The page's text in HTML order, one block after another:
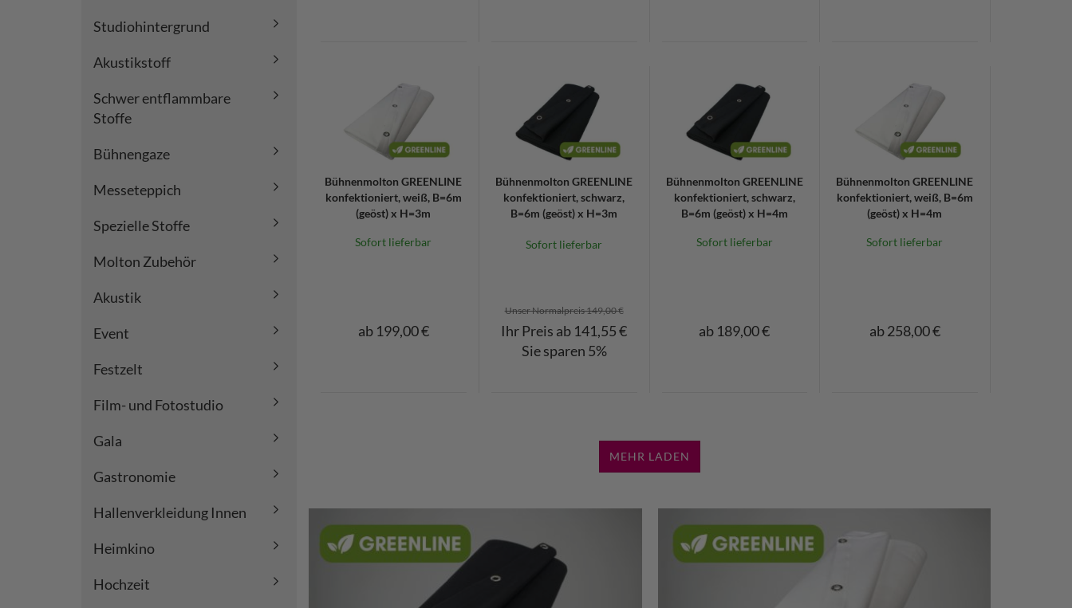
Bühnenmolton GREENLINE
konfektioniert, weiß, B=6m
(geöst) x H=3m
Sofort lieferbar
ab 199,00 €
Bühnenmolton GREENLINE
konfektioniert, schwarz,
B=6m (geöst) x H=3m
Sofort lieferbar
Unser Normalpreis 149,00 €
Ihr Preis ab 141,55 €
Sie sparen 5%
Bühnenmolton GREENLINE
konfektioniert, schwarz,
B=6m (geöst) x H=4m
Sofort lieferbar
ab 189,00 €
Bühnenmolton GREENLINE
konfektioniert, weiß, B=6m
(geöst) x H=4m
Sofort lieferbar
ab 258,00 €
MEHR LADEN
Studiohintergrund
Akustikstoff
Schwer entflammbare
Stoffe
Bühnengaze
Messeteppich
Spezielle Stoffe
Molton Zubehör
Akustik
Event
Festzelt
Film- und Fotostudio
Gala
Gastronomie
Hallenverkleidung Innen
Heimkino
Hochzeit